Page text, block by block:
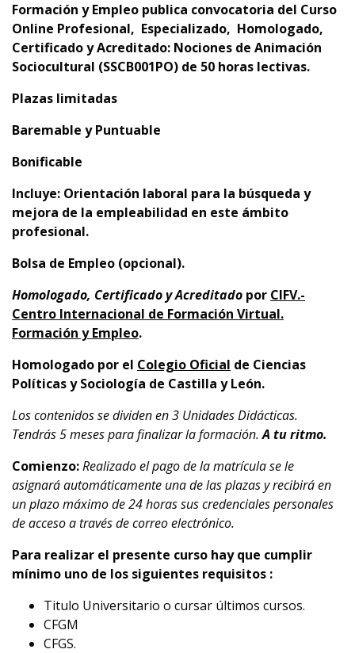
Formación y Empleo publica convocatoria del Curso
Online Profesional, Especializado, Homologado,
Certificado y Acreditado: Nociones de Animación
Sociocultural (SSCB001PO) de 50 horas lectivas.
Plazas limitadas
Baremable y Puntuable
Bonificable
Incluye: Orientación laboral para la búsqueda y
mejora de la empleabilidad en este ámbito
profesional.
Bolsa de Empleo (opcional).
Homologado, Certificado y Acreditado por CIFV.-
Centro Internacional de Formación Virtual.
Formación y Empleo.
Homologado por el Colegio Oficial de Ciencias
Políticas y Sociología de Castilla y León.
Los contenidos se dividen en 3 Unidades Didácticas.
Tendrás 5 meses para finalizar la formación.A tu ritmo.
Comienzo:Realizado el pago de la matrícula se le
asignará automáticamente una de las plazas y recibirá en
un plazo máximo de 24 horas sus credenciales personales
de acceso a través de correo electrónico.
Para realizar el presente curso hay que cumplir
mínimo uno de los siguientes requisitos :
Titulo Universitario o cursar últimos cursos.
CFGM
CFGS.